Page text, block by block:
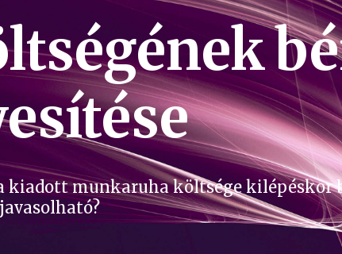
kiadott munkaruha költsége kilépéskor